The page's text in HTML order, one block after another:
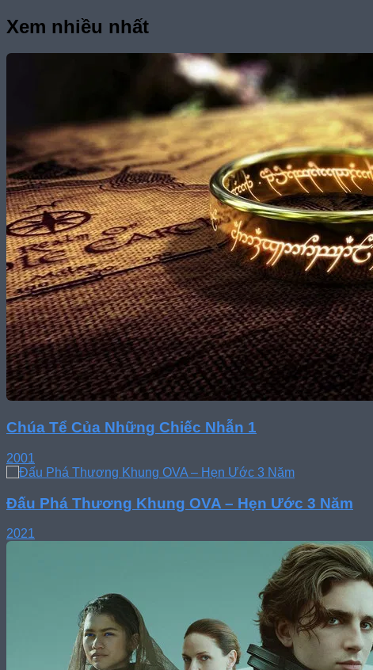
Xem nhiều nhất
Chúa Tể Của Những Chiếc Nhẫn 1
2001
Đấu Phá Thương Khung OVA – Hẹn Ước 3 Năm
2021